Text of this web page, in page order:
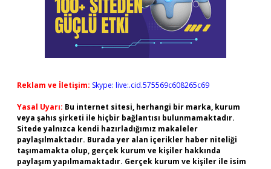
Reklam ve İletişim: Skype: live:.cid.575569c608265c69
Yasal Uyarı: Bu internet sitesi, herhangi bir marka, kurum
veya şahıs şirketi ile hiçbir bağlantısı bulunmamaktadır.
Sitede yalnızca kendi hazırladığımız makaleler
paylaşılmaktadır. Burada yer alan içerikler haber niteliği
taşımamakta olup, gerçek kurum ve kişiler hakkında
paylaşım yapılmamaktadır. Gerçek kurum ve kişiler ile isim